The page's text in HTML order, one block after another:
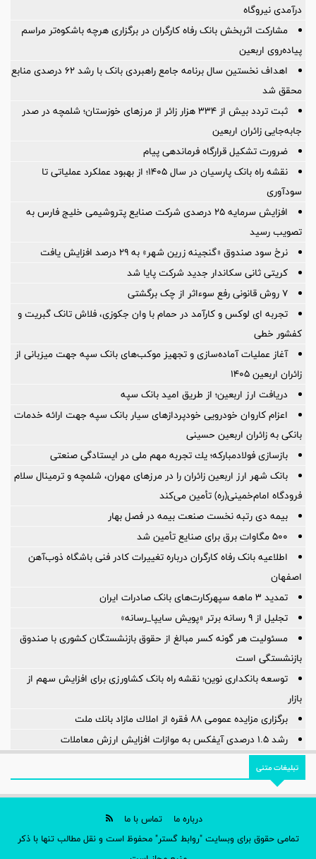
درآمدی نیروگاه
مشارکت اثربخش بانک رفاه کارگران در برگزاری هرچه باشکوه‌تر مراسم
پیاده‌روی اربعین
اهداف نخستین سال برنامه جامع راهبردی بانک با رشد ۶۲ درصدی منابع
محقق شد
ثبت تردد بیش از ۳۳۴ هزار زائر از مرزهای خوزستان؛ شلمچه در صدر
جابه‌جایی زائران اربعین
ضرورت تشكیل قرارگاه فرماندهی پیام
نقشه راه بانک پارسیان در سال ۱۴۰۵؛ از بهبود عملکرد عملیاتی تا
سودآوری
افزایش سرمایه ۲۵ درصدی شرکت صنایع پتروشیمی خلیج فارس به
تصویب رسید
نرخ سود صندوق «گنجینه زرین شهر» به ۲۹ درصد افزایش یافت
کریتی ثانی سکاندار جدید شرکت پایا شد
۷ روش قانونی رفع سوء‌اثر از چک برگشتی
تجربه ای لوکس و کارآمد در حمام با وان جکوزی، فلاش تانک گبریت و
کفشور خطی
آغاز عملیات آماده‌سازی و تجهیز موکب‌های بانک سپه جهت میزبانی از
زائران اربعین ۱۴۰۵
دریافت ارز اربعین؛ از طریق امید بانک سپه
اعزام کاروان خودرویی خودپردازهای سیار بانک سپه جهت ارائه خدمات
بانکی به زائران اربعین حسینی
بازسازی فولادمباركه؛ یك تجربه مهم ملی در ایستادگی صنعتی
بانک شهر ارز اربعین زائران را در مرزهای مهران، شلمچه و ترمینال سلام
فرودگاه امام‌خمینی(ره) تأمین می‌کند
بیمه دی رتبه نخست صنعت بیمه در فصل بهار
۵۰۰ مگاوات برق برای صنایع تأمین شد
اطلاعیه بانک رفاه کارگران درباره تغییرات کادر فنی باشگاه ذوب‌آهن
اصفهان
تمدید 3 ماهه سپهرکارت‌های بانک صادرات ایران
تجلیل از ۹ رسانه برتر «پویش سایپا_رسانه»
مسئولیت هر گونه کسر مبالغ از حقوق بازنشستگان کشوری با صندوق
بازنشستگی است
توسعه بانکداری نوین؛ نقشه راه بانک کشاورزی برای افزایش سهم از
بازار
برگزاری مزایده عمومی ۸۸ فقره از املاك مازاد بانك ملت
رشد ۱.۵ درصدی آیفکس به موازات افزایش ارزش معاملات
تبلیغات متنی
درباره ما
تماس با ما
تمامی حقوق برای وبسایت "روابط گستر" محفوظ است و نقل مطالب تنها با ذکر